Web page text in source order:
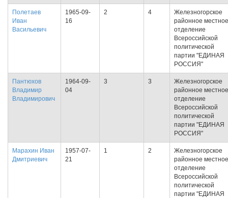
Полетаев
Иван
Васильевич
1965-09-
16
2 4
Железногорское
районное местное
отделение
Всероссийской
политической
партии "ЕДИНАЯ
РОССИЯ"
Пантюхов
Владимир
Владимирович
1964-09-
04
3 3
Железногорское
районное местное
отделение
Всероссийской
политической
партии "ЕДИНАЯ
РОССИЯ"
Марахин Иван
Дмитриевич
1957-07-
21
1 2
Железногорское
районное местное
отделение
Всероссийской
политической
партии "ЕДИНАЯ